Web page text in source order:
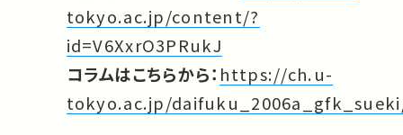
tokyo.ac.jp/content/?
id=V6XxrO3PRukJ
コラムはこちらから： https://ch.u-
tokyo.ac.jp/